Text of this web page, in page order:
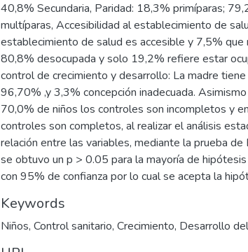
40,8% Secundaria, Paridad: 18,3% primíparas;
multíparas, Accesibilidad al establecimiento de
establecimiento de salud es accesible y 7,5% que
80,8% desocupada y solo 19,2% refiere estar
control de crecimiento y desarrollo: La madre tiene
96,70% ,y 3,3% concepción inadecuada.
70,0% de niños los controles son incompletos y
controles son completos, al realizar el análisis
relación entre las variables, mediante la prueba
se obtuvo un p > 0.05 para la mayoría de
con 95% de confianza por lo cual se acepta la
Keywords
Niños, Control sanitario, Crecimiento, Desarrollo